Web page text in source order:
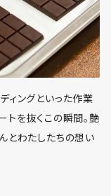
ィングといった作業
トを抜くこの瞬間。艶
とわたしたちの想い